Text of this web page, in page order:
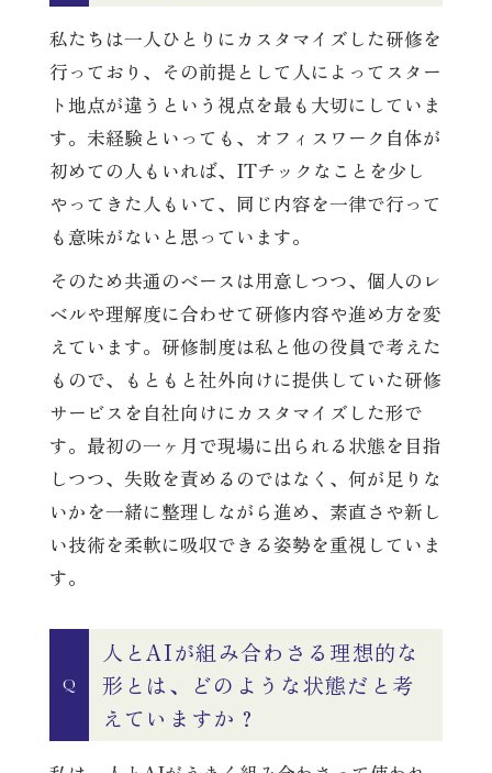
私たちは一人ひとりにカスタマイズした研修を
行っており、その前提として人によってスター
ト地点が違うという視点を最も大切にしていま
す。未経験といっても、オフィスワーク自体が
初めての人もいれば、ITチックなことを少し
やってきた人もいて、同じ内容を一律で行って
も意味がないと思っています。
そのため共通のベースは用意しつつ、個人のレ
ベルや理解度に合わせて研修内容や進め方を変
えています。研修制度は私と他の役員で考えた
もので、もともと社外向けに提供していた研修
サービスを自社向けにカスタマイズした形で
す。最初の一ヶ月で現場に出られる状態を目指
しつつ、失敗を責めるのではなく、何が足りな
いかを一緒に整理しながら進め、素直さや新し
い技術を柔軟に吸収できる姿勢を重視していま
す。
Q
人とAIが組み合わさる理想的な
形とは、どのような状態だと考
えていますか？